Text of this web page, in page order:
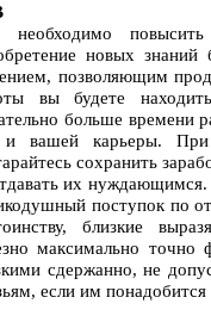
необходимо повысить
новых
позволяющим
вы будете
больше времени
и вашей карьеры.
сохранить
их нуждающимся.
поступок по
близкие
максимально точно
сдержанно, не
если им